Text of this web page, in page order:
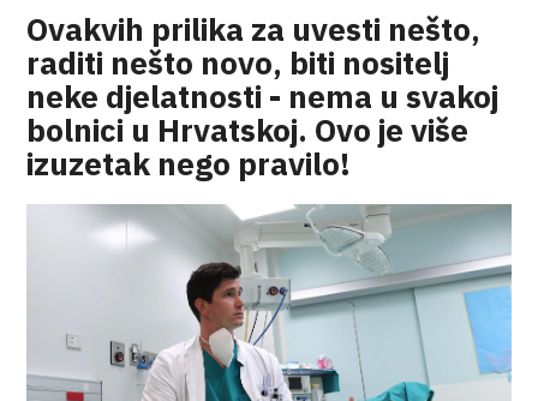
Ovakvih prilika za uvesti nešto,
raditi nešto novo, biti nositelj
neke djelatnosti - nema u svakoj
bolnici u Hrvatskoj. Ovo je više
izuzetak nego pravilo!